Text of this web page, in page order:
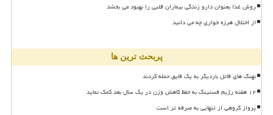
روش غذا بعنوان دارو زندگی بیماران قلبی را بهبود می بخشد
از اختلال هرزه خواری چه می دانید
پربحث ترین ها
نهنگ های قاتل باردیگر به یک قایق حمله کردند
۱۲ هفته رژیم فستینگ به حفظ کاهش وزن در یک سال بعد کمک نماید
پرواز گروهی از تنهایی به صرفه تر است